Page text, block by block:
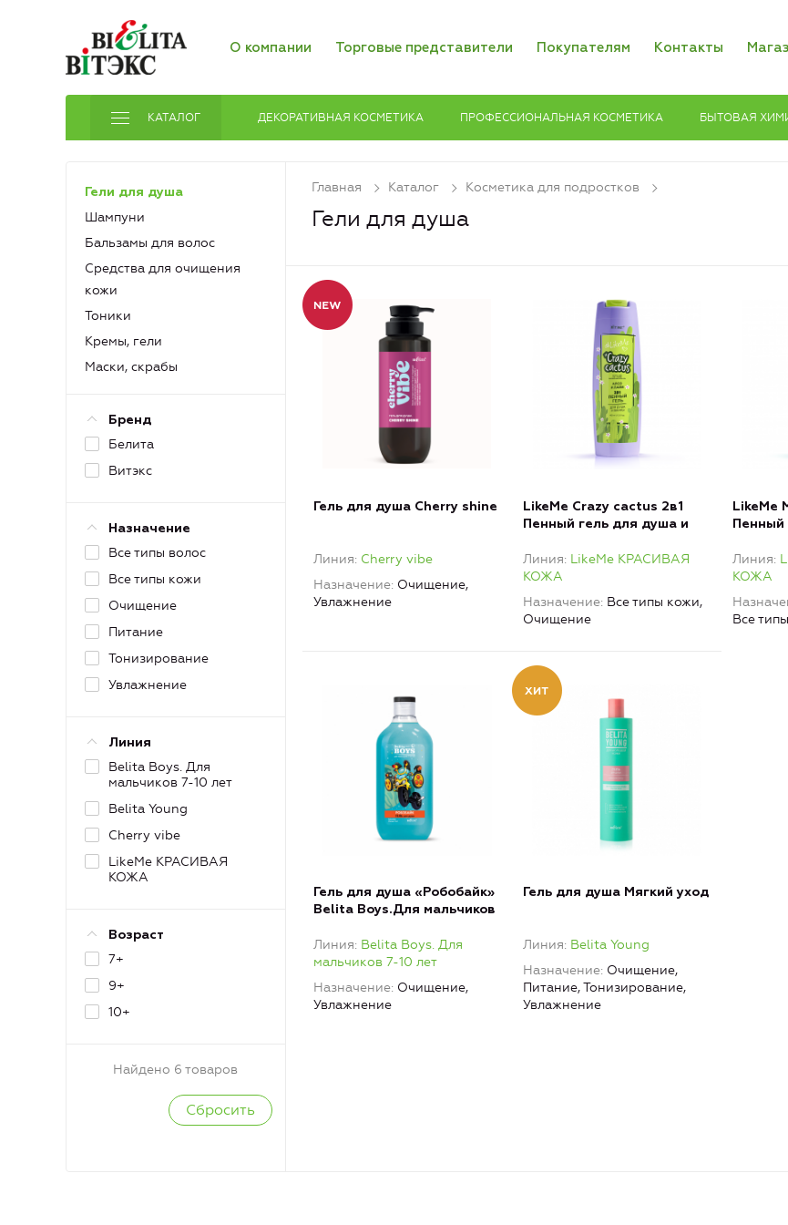
О компании Торговые представители Покупателям Контакты
КАТАЛОГ ДЕКОРАТИВНАЯ КОСМЕТИКА ПРОФЕССИОНАЛЬНАЯ КОСМЕТИКА БЫТОВАЯ
Гели для душа
Шампуни
Бальзамы для волос
Средства для очищения
кожи
Тоники
Кремы, гели
Маски, скрабы
Бренд
Белита
Витэкс
Назначение
Все типы волос
Все типы кожи
Очищение
Питание
Тонизирование
Увлажнение
Линия
Belita Boys. Для
мальчиков 7-10 лет
Belita Young
Cherry vibe
LikeMe КРАСИВАЯ
КОЖА
Возраст
7+
9+
10+
Найдено 6 товаров
Главная Каталог Косметика для подростков
Гели для душа
Гель для душа Cherry shine
Линия Cherry vibe
Назначение Очищение,
Увлажнение
LikeMe Crazy cactus 2в1
Пенный гель для душа и
Линия LikeMe КРАСИВАЯ
КОЖА
Назначение Все типы кожи,
Очищение
LikeMe
Пенный
Линия
КОЖА
Все
Гель для душа «Робобайк»
Belita Boys.Для мальчиков
Линия Belita Boys. Для
мальчиков 7-10 лет
Назначение Очищение,
Увлажнение
Гель для душа Мягкий уход
Линия Belita Young
Назначение Очищение,
Питание, Тонизирование,
Увлажнение